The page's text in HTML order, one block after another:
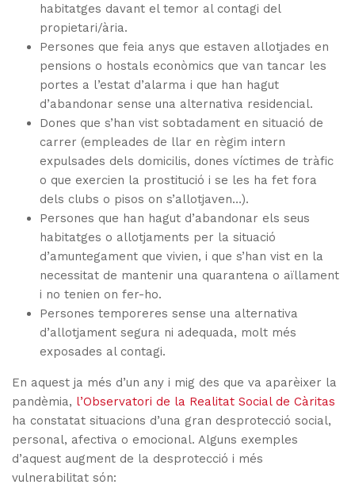
habitatges davant el temor al contagi del
propietari/ària.
Persones que feia anys que estaven allotjades en
pensions o hostals econòmics que van tancar les
portes a l’estat d’alarma i que han hagut
d’abandonar sense una alternativa residencial.
Dones que s’han vist sobtadament en situació de
carrer (empleades de llar en règim intern
expulsades dels domicilis, dones víctimes de tràfic
o que exercien la prostitució i se les ha fet fora
dels clubs o pisos on s’allotjaven…).
Persones que han hagut d’abandonar els seus
habitatges o allotjaments per la situació
d’amuntegament que vivien, i que s’han vist en la
necessitat de mantenir una quarantena o aïllament
i no tenien on fer-ho.
Persones temporeres sense una alternativa
d’allotjament segura ni adequada, molt més
exposades al contagi.
En aquest ja més d’un any i mig des que va aparèixer la
pandèmia, l’Observatori de la Realitat Social de Càritas
ha constatat situacions d’una gran desprotecció social,
personal, afectiva o emocional. Alguns exemples
d’aquest augment de la desprotecció i més
vulnerabilitat són: